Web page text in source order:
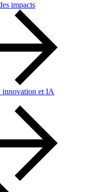
impacts
innovation et IA